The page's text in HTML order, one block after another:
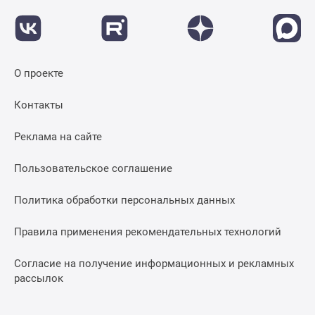
О проекте
Контакты
Реклама на сайте
Пользовательское соглашение
Политика обработки персональных данных
Правила применения рекомендательных технологий
Согласие на получение информационных и рекламных
рассылок